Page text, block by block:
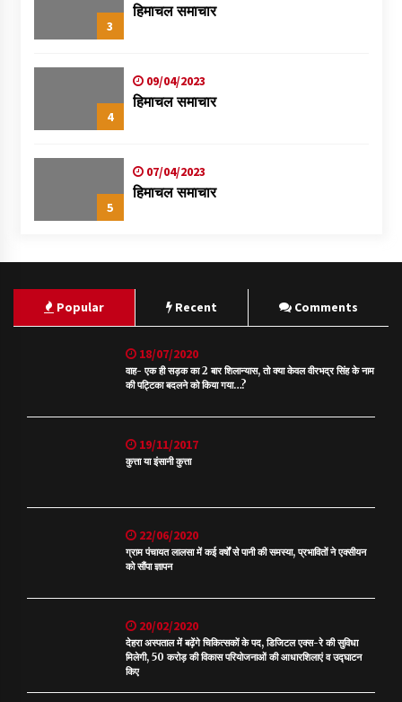
3
हिमाचल समाचार
4
09/04/2023
हिमाचल समाचार
5
07/04/2023
हिमाचल समाचार
Popular Recent Comments
18/07/2020
वाह- एक ही सड़क का 2 बार शिलान्यास, तो क्या केवल वीरभद्र सिंह के नाम
की पट्टिका बदलने को किया गया…?
19/11/2017
कुत्ता या इंसानी कुत्ता
22/06/2020
ग्राम पंचायत लालसा में कई वर्षों से पानी की समस्या, प्रभावितों ने एक्सीयन
को सौंपा ज्ञापन
20/02/2020
देहरा अस्पताल में बढ़ेंगे चिकित्सकों के पद, डिजिटल एक्स-रे की सुविधा
मिलेगी, 50 करोड़ की विकास परियोजनाओं की आधारशिलाएं व उद्घाटन
किए